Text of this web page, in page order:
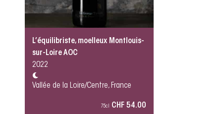
L’équilibriste, moelleux Montlouis-
sur-Loire AOC
2022
Vallée de la Loire/Centre, France
75cl CHF 54.00